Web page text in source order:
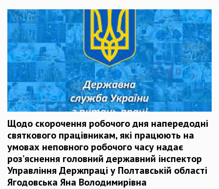
Щодо скорочення робочого дня напередодні
святкового працівникам, які працюють на
умовах неповного робочого часу надає
роз’яснення головний державний інспектор
Управління Держпраці у Полтавській області
Ягодовська Яна Володимирівна